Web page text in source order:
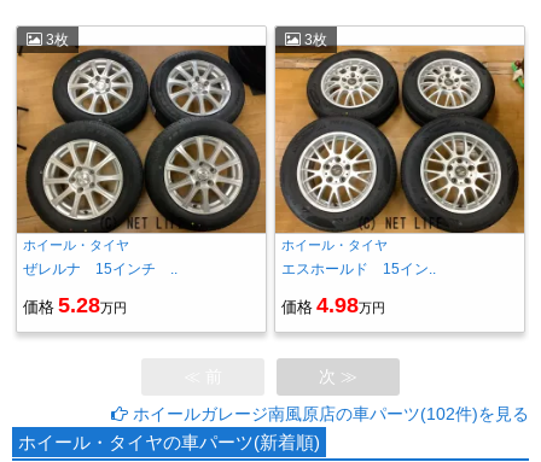
3枚
ホイール・タイヤ
ぜレルナ 15インチ ..
価格 5.28万円
3枚
ホイール・タイヤ
エスホールド 15イン..
価格 4.98万円
次 ≫
ホイールガレージ南風原店の車パーツ(102件)を見る
ホイール・タイヤの車パーツ(新着順)